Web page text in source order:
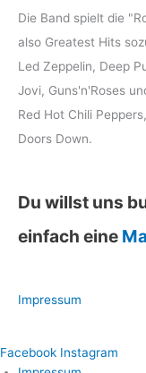
Die Band spielt die
also Greatest Hits
Led Zeppelin, Deep
Jovi, Guns'n'Roses
Red Hot Chili
Doors Down.
Du willst uns
einfach eine
Impressum
Facebook Instagram